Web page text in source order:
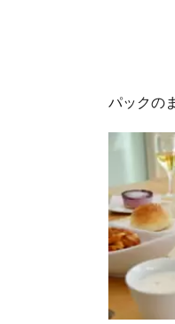
パックの